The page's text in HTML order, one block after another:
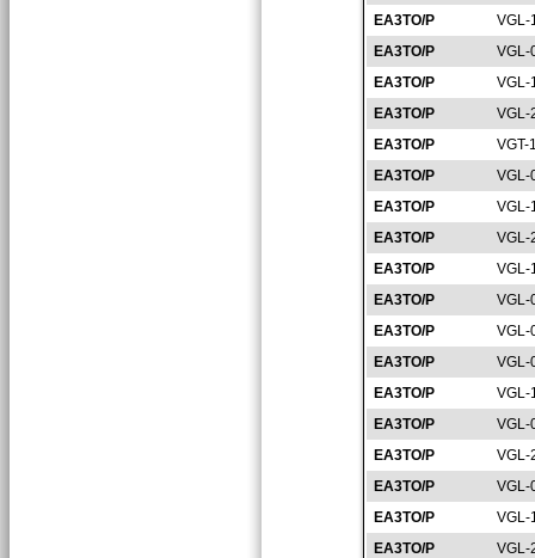
EA3TO/P
VGL-
EA3TO/P
VGL-
EA3TO/P
VGL-
EA3TO/P
VGL-
EA3TO/P
VGT-
EA3TO/P
VGL-
EA3TO/P
VGL-
EA3TO/P
VGL-
EA3TO/P
VGL-
EA3TO/P
VGL-
EA3TO/P
VGL-
EA3TO/P
VGL-
EA3TO/P
VGL-
EA3TO/P
VGL-
EA3TO/P
VGL-
EA3TO/P
VGL-
EA3TO/P
VGL-
EA3TO/P
VGL-